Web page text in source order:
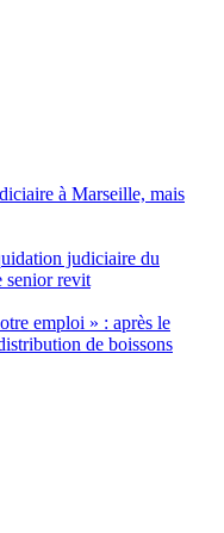
à Marseille, mais
judiciaire du
senior revit
emploi » : après le
de boissons